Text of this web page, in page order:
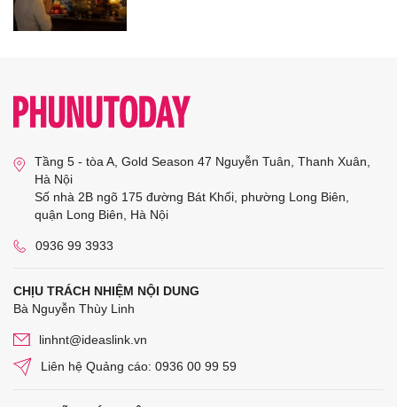
Tầng 5 - tòa A, Gold Season 47 Nguyễn Tuân, Thanh Xuân,
Hà Nội
Số nhà 2B ngõ 175 đường Bát Khối, phường Long Biên,
quận Long Biên, Hà Nội
0936 99 3933
CHỊU TRÁCH NHIỆM NỘI DUNG
Bà Nguyễn Thùy Linh
linhnt@ideaslink.vn
Liên hệ Quảng cáo: 0936 00 99 59